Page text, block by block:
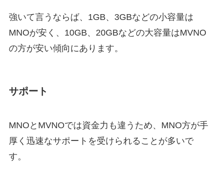
強いて言うならば、1GB、3GBなどの小容量は
MNOが安く、10GB、20GBなどの大容量はMVNO
の方が安い傾向にあります。
サポート
MNOとMVNOでは資金力も違うため、MNO方が手
厚く迅速なサポートを受けられることが多いで
す。